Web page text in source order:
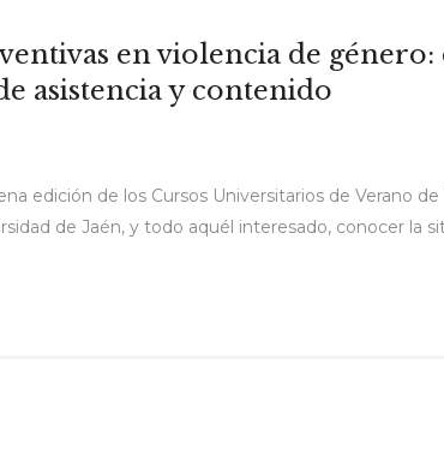
en violencia de
asistencia y contenido
edición de los Cursos Universitarios de Verano
de Jaén, y todo aquél interesado, conocer la